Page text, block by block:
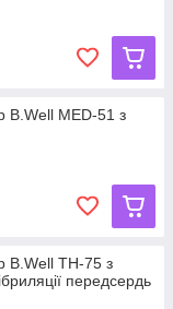
B.Well MED-51 з
B.Well TH-75 з
передсердь